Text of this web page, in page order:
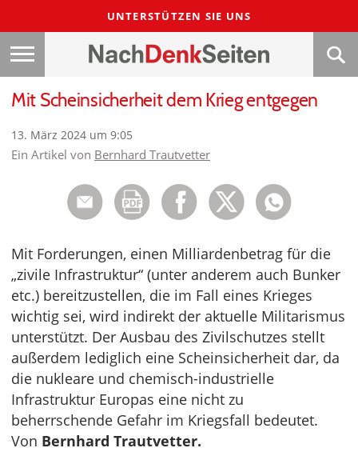
UNTERSTÜTZEN SIE UNS
Mit Scheinsicherheit dem Krieg entgegen
13. März 2024 um 9:05
Ein Artikel von Bernhard Trautvetter
Mit Forderungen, einen Milliardenbetrag für die
„zivile Infrastruktur“ (unter anderem auch Bunker
etc.) bereitzustellen, die im Fall eines Krieges
wichtig sei, wird indirekt der aktuelle Militarismus
unterstützt. Der Ausbau des Zivilschutzes stellt
außerdem lediglich eine Scheinsicherheit dar, da
die nukleare und chemisch-industrielle
Infrastruktur Europas eine nicht zu
beherrschende Gefahr im Kriegsfall bedeutet.
Von Bernhard Trautvetter.